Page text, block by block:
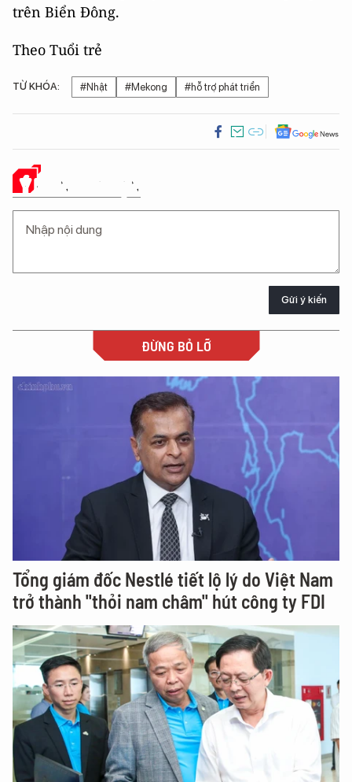
trên Biển Đông.
Theo Tuổi trẻ
TỪ KHÓA: #Nhật #Mekong #hỗ trợ phát triển
Ý KIẾN CỦA BẠN
Gửi ý kiến
ĐỪNG BỎ LỠ
Tổng giám đốc Nestlé tiết lộ lý do Việt Nam
trở thành "thỏi nam châm" hút công ty FDI